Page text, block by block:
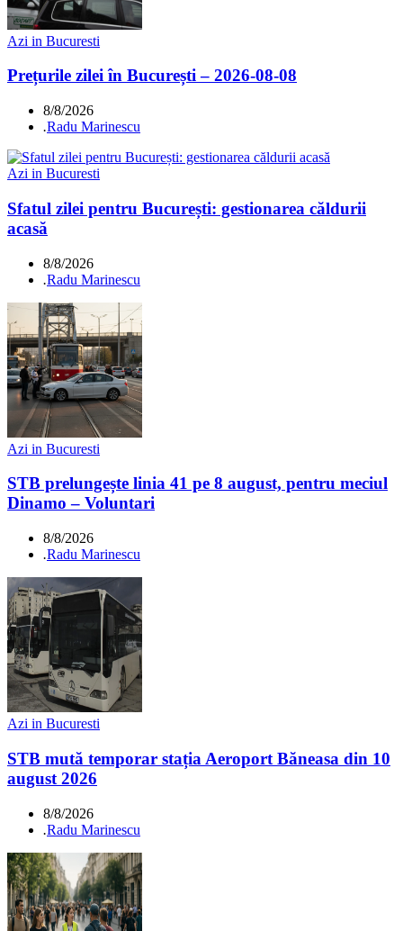
Azi in Bucuresti
Prețurile zilei în București – 2026-08-08
8/8/2026
.Radu Marinescu
Azi in Bucuresti
Sfatul zilei pentru București: gestionarea căldurii
acasă
8/8/2026
.Radu Marinescu
Azi in Bucuresti
STB prelungește linia 41 pe 8 august, pentru meciul
Dinamo – Voluntari
8/8/2026
.Radu Marinescu
Azi in Bucuresti
STB mută temporar stația Aeroport Băneasa din 10
august 2026
8/8/2026
.Radu Marinescu